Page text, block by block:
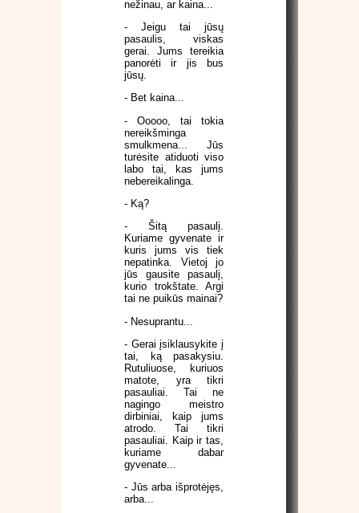
nežinau, ar kaina...
- Jeigu tai jūsų
pasaulis, viskas
gerai. Jums tereikia
panorėti ir jis bus
jūsų.
- Bet kaina...
- Ooooo, tai tokia
nereikšminga
smulkmena... Jūs
turėsite atiduoti viso
labo tai, kas jums
nebereikalinga.
- Ką?
- Šitą pasaulį.
Kuriame gyvenate ir
kuris jums vis tiek
nepatinka. Vietoj jo
jūs gausite pasaulį,
kurio trokštate. Argi
tai ne puikūs mainai?
- Nesuprantu...
- Gerai įsiklausykite į
tai, ką pasakysiu.
Rutuliuose, kuriuos
matote, yra tikri
pasauliai. Tai ne
nagingo meistro
dirbiniai, kaip jums
atrodo. Tai tikri
pasauliai. Kaip ir tas,
kuriame dabar
gyvenate...
- Jūs arba išprotėjęs,
arba...